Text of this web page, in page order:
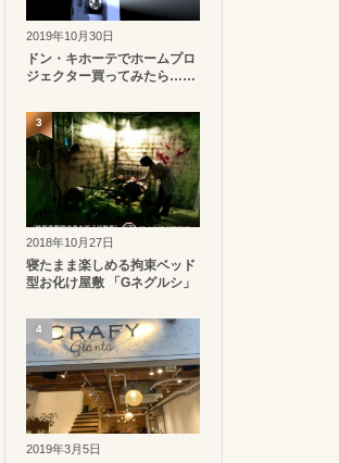
2019年10月30日
ドン・キホーテでホームプロ
ジェクター買ってみたら……
2018年10月27日
寝たまま楽しめる拘束ベッド
型お化け屋敷 「Gネグルシ」
3
2019年3月5日
4